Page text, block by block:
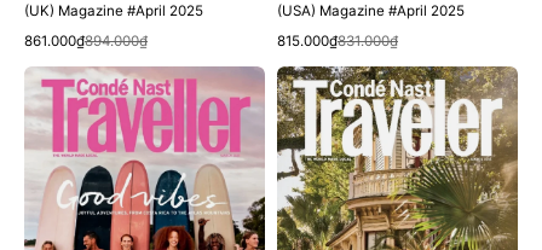
(UK) Magazine #April 2025
Sale
861.000₫
Regular
894.000₫
Quick View
(USA) Magazine #April 2025
Sale
815.000₫
Regular
831.000₫
Quick View
Tạp
Chí
Condé
Nast
Traveller
(UK)
Magazine
Tạp
Chí
Condé
Nast
Traveller
Magazine
#March